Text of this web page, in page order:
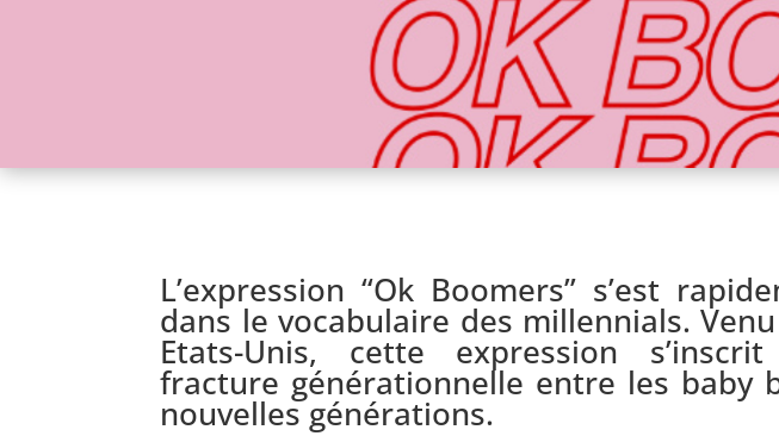
L’expression “Ok Boomers” s’est
dans le vocabulaire des millennials.
Etats-Unis, cette expression
fracture générationnelle entre les baby
nouvelles générations.